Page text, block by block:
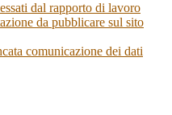
dal rapporto di lavoro
da pubblicare sul sito
comunicazione dei dati